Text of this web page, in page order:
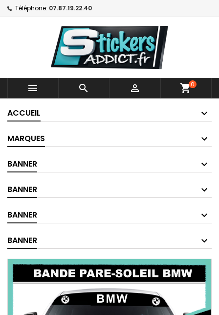
Téléphone: 07.87.19.22.40
   shopping_cart0
ACCUEIL
MARQUES
BANNER
BANNER
BANNER
BANNER